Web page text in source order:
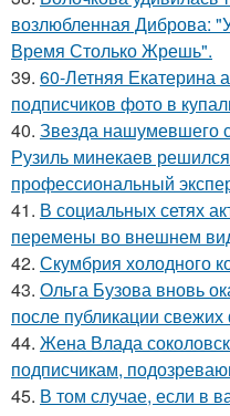
возлюбленная Диброва:
Время Столько Жрешь".
39. 60-Летняя Екатерина
подписчиков фото в
40. Звезда нашумевшего
Рузиль минекаев
профессиональный
41. В социальных сетях
перемены во внешнем
42. Скумбрия холодного
43. Ольга Бузова вновь
после публикации
44. Жена Влада
подписчикам,
45. В том случае, если в